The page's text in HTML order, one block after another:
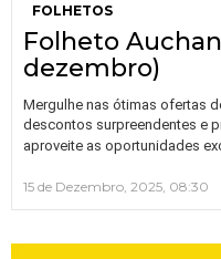
FOLHETOS
Folheto
dezembro)
Mergulhe nas ótimas ofertas
descontos surpreendentes e
aproveite as oportunidades
15 de Dezembro, 2025, 08:30